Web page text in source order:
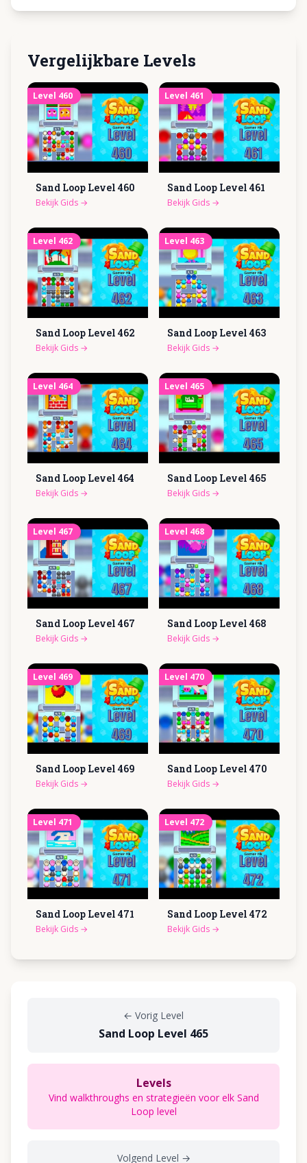
Vergelijkbare Levels
Level 460
Sand Loop Level 460
Bekijk Gids →
Level 461
Sand Loop Level 461
Bekijk Gids →
Level 462
Sand Loop Level 462
Bekijk Gids →
Level 463
Sand Loop Level 463
Bekijk Gids →
Level 464
Sand Loop Level 464
Bekijk Gids →
Level 465
Sand Loop Level 465
Bekijk Gids →
Level 467
Sand Loop Level 467
Bekijk Gids →
Level 468
Sand Loop Level 468
Bekijk Gids →
Level 469
Sand Loop Level 469
Bekijk Gids →
Level 470
Sand Loop Level 470
Bekijk Gids →
Level 471
Sand Loop Level 471
Bekijk Gids →
Level 472
Sand Loop Level 472
Bekijk Gids →
← Vorig Level
Sand Loop Level 465
Levels
Vind walkthroughs en strategieën voor elk Sand
Loop level
Volgend Level →